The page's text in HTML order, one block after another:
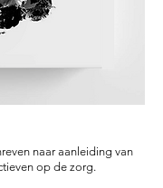
naar aanleiding van
en op de zorg.